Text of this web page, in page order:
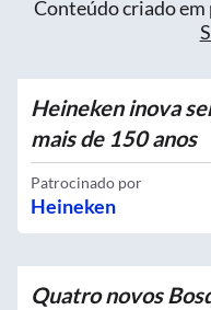
Conteúdo criado
Heineken inova
mais de 150 anos
Patrocinado por
Heineken
Quatro novos